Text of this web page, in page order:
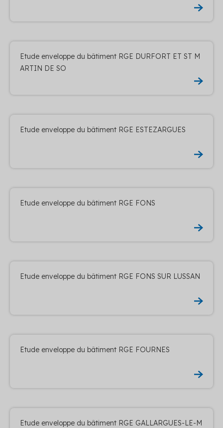
Etude enveloppe du bâtiment RGE DURFORT ET ST M
ARTIN DE SO
Etude enveloppe du bâtiment RGE ESTEZARGUES
Etude enveloppe du bâtiment RGE FONS
Etude enveloppe du bâtiment RGE FONS SUR LUSSAN
Etude enveloppe du bâtiment RGE FOURNES
Etude enveloppe du bâtiment RGE GALLARGUES-LE-M